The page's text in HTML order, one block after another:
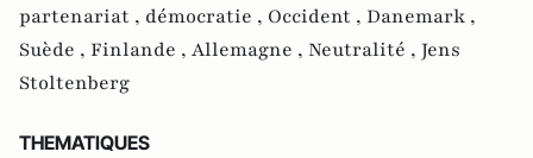
partenariat , démocratie , Occident , Danemark ,
Suède , Finlande , Allemagne , Neutralité , Jens
Stoltenberg
THEMATIQUES